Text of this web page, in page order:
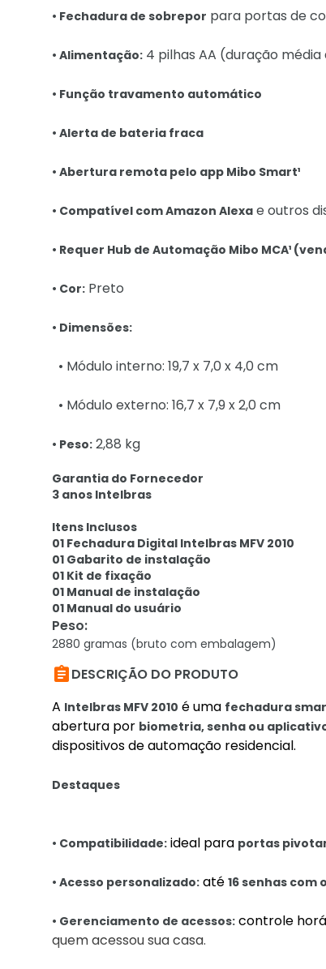
• Fechadura de sobrepor para portas de
• Alimentação: 4 pilhas AA (duração média
• Função travamento automático
• Alerta de bateria fraca
• Abertura remota pelo app Mibo Smart¹
• Compatível com Amazon Alexa e outros
• Requer Hub de Automação Mibo MCA¹
• Cor: Preto
• Dimensões:
• Módulo interno: 19,7 x 7,0 x 4,0 cm
• Módulo externo: 16,7 x 7,9 x 2,0 cm
• Peso: 2,88 kg
Garantia do Fornecedor
3 anos Intelbras
Itens Inclusos
01 Fechadura Digital Intelbras MFV 2010
01 Gabarito de instalação
01 Kit de fixação
01 Manual de instalação
01 Manual do usuário
Peso:
2880 gramas (bruto com embalagem)
DESCRIÇÃO DO PRODUTO
A Intelbras MFV 2010 é uma fechadura
abertura por biometria, senha ou
dispositivos de automação residencial.
Destaques
• Compatibilidade: ideal para portas
• Acesso personalizado: até 16 senhas com
• Gerenciamento de acessos: controle
quem acessou sua casa.